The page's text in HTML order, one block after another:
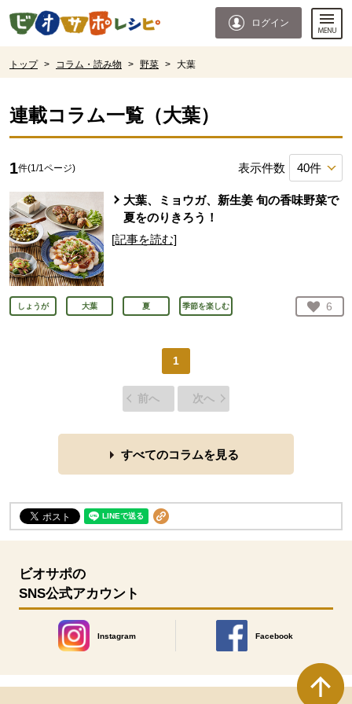
ページの先頭です。
ログイン
トップ > コラム・読み物 > 野菜 > 大葉
連載コラム一覧（大葉）
1件(1 /1 ページ) 表示件数
大葉、ミョウガ、新生姜 旬の香味野菜で
夏をのりきろう！
[記事を読む]
しょうが 大葉 夏 季節を楽しむ お気
6
人
1
前へ 次へ
すべてのコラムを見る
ビオサポの
SNS公式アカウント
Instagram
別のウィンドウで開きます。
Facebook
別のウィンドウで開きます